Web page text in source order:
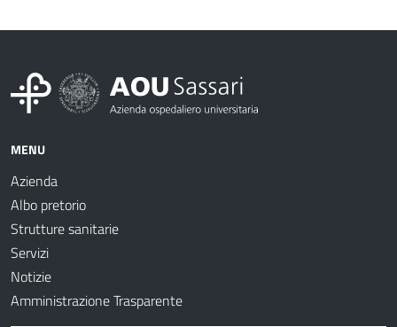
MENU
Azienda
Albo pretorio
Strutture sanitarie
Servizi
Notizie
Amministrazione Trasparente